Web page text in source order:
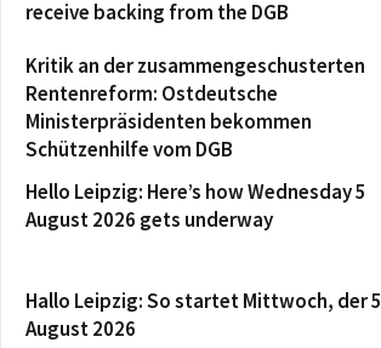
receive backing from the DGB
Kritik an der zusammengeschusterten
Rentenreform: Ostdeutsche
Ministerpräsidenten bekommen
Schützenhilfe vom DGB
Hello Leipzig: Here’s how Wednesday 5
August 2026 gets underway
Hallo Leipzig: So startet Mittwoch, der
August 2026